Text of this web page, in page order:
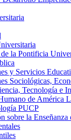
la Pontificia
y Servicios
Sociológicas,
Tecnología e
de América
PUCP
sobre la